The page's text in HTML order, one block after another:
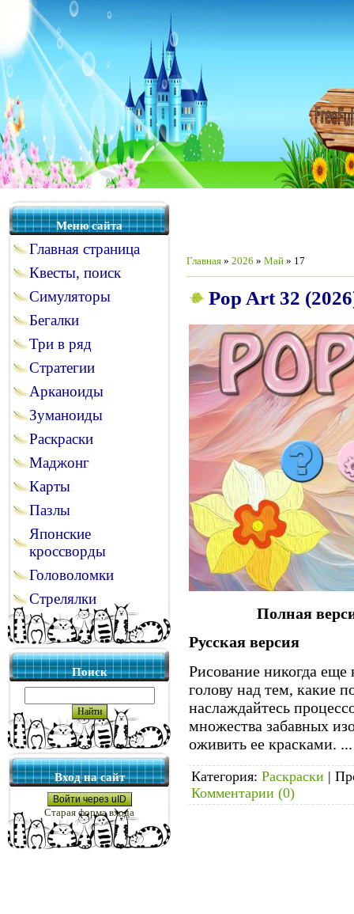
Меню сайта
Главная страница
Квесты, поиск
Симуляторы
Бегалки
Три в ряд
Стратегии
Арканоиды
Зуманоиды
Раскраски
Маджонг
Карты
Пазлы
Японские
кроссворды
Головоломки
Стрелялки
Поиск
Вход на сайт
Войти через uID
Старая форма входа
Главная » 2026 » Май » 17
Pop Art 32
Полная
Русская версия
Рисование никогда
голову над тем, какие
наслаждайтесь
множества забавных
оживить ее красками.
Категория: Раскраски |
Комментарии (0)